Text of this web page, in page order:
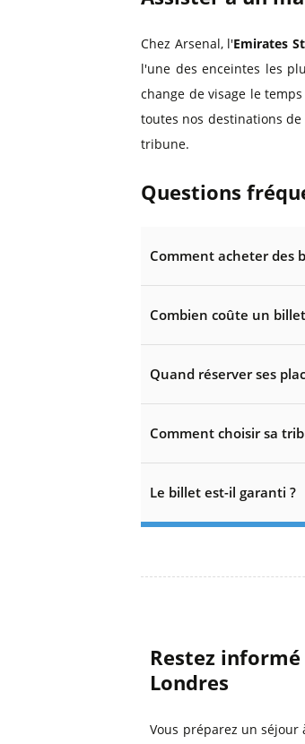
Chez Arsenal, l'Emirates
l'une des enceintes les
change de visage le
toutes nos destinations de
tribune.
Questions
Comment acheter des
Combien coûte un
Quand réserver ses
Comment choisir sa
Le billet est-il garanti ?
Restez
Londres
Vous préparez un séjour